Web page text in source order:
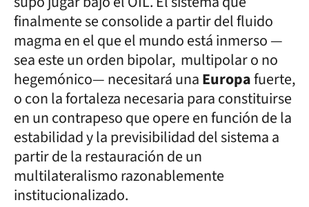
finalmente se consolide a partir del fluido
magma en el que el mundo está inmerso —
sea este un orden bipolar, multipolar o no
hegemónico— necesitará unaEuropafuerte,
o con la fortaleza necesaria para constituirse
en un contrapeso que opere en función de la
estabilidad y la previsibilidad del sistema a
partir de la restauración de un
multilateralismo razonablemente
institucionalizado.